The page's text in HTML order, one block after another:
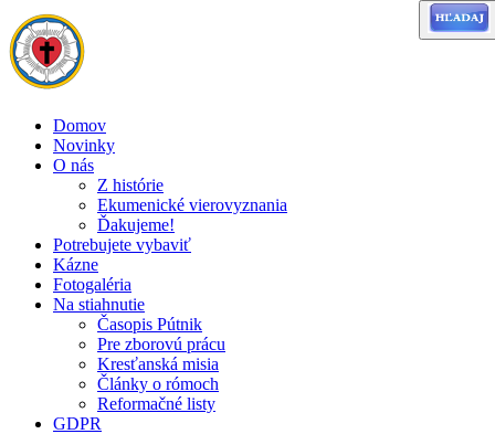
Domov
Novinky
O nás
Z histórie
Ekumenické vierovyznania
Ďakujeme!
Potrebujete vybaviť
Kázne
Fotogaléria
Na stiahnutie
Časopis Pútnik
Pre zborovú prácu
Kresťanská misia
Články o rómoch
Reformačné listy
GDPR